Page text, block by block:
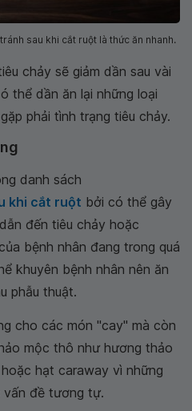
sau khi cắt ruột là thức ăn nhanh.
chảy sẽ giảm dần sau vài
thể dần ăn lại những loại
phải tình trạng tiêu chảy.
danh sách
khi cắt ruột bởi có thể gây
đến tiêu chảy hoặc
bệnh nhân đang trong quá
khuyên bệnh nhân nên ăn
phẫu thuật.
cho các món "cay" mà còn
mộc thô như hương thảo
hạt caraway vì những
vấn đề tương tự.